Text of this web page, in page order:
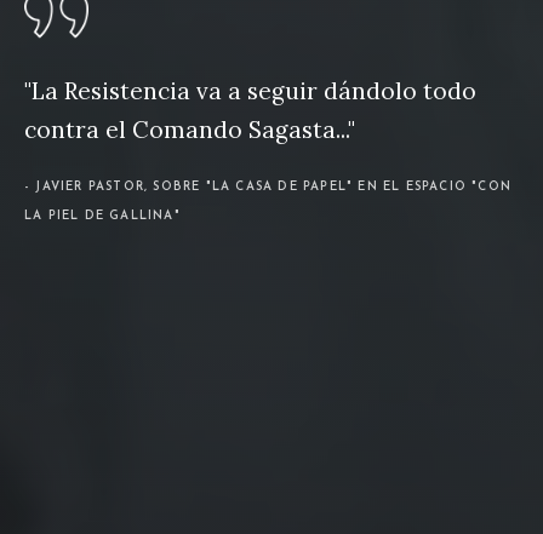
"La Resistencia va a seguir dándolo todo
contra el Comando Sagasta..."
- JAVIER PASTOR, SOBRE "LA CASA DE PAPEL" EN EL ESPACIO "CON
LA PIEL DE GALLINA"